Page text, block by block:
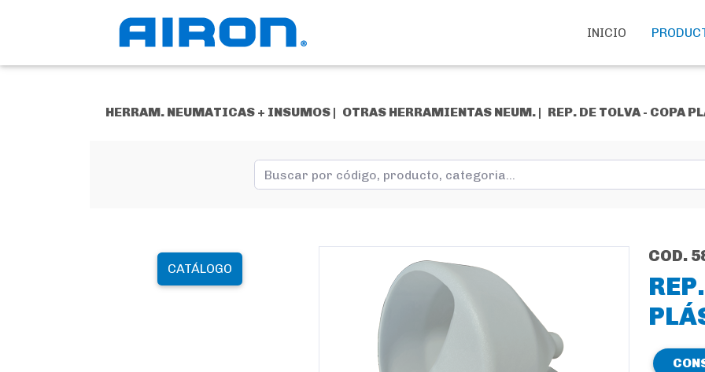
INICIO
HERRAM. NEUMATICAS + INSUMOS | OTRAS HERRAMIENTAS NEUM. | REP. DE TOLVA - COPA
CATÁLOGO
COD.